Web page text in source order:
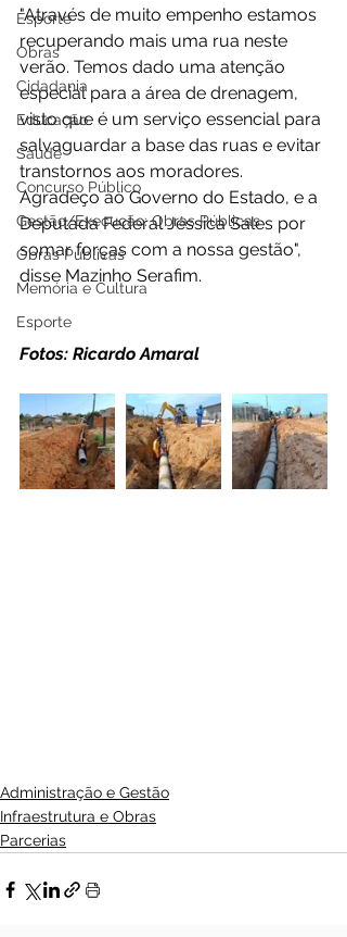
Esporte
Obras
Cidadania
Educação
Saúde
Concurso Público
Gestão/Execução: Obras Públicas
Obras Públicas
Memória e Cultura
Esporte
"Através de muito empenho estamos
recuperando mais uma rua neste
verão. Temos dado uma atenção
especial para a área de drenagem,
visto que é um serviço essencial para
salvaguardar a base das ruas e evitar
transtornos aos moradores.
Agradeço ao Governo do Estado, e a
Deputada Federal Jéssica Sales por
somar forças com a nossa gestão",
disse Mazinho Serafim.
Fotos: Ricardo Amaral
Administração e Gestão
Infraestrutura e Obras
Parcerias